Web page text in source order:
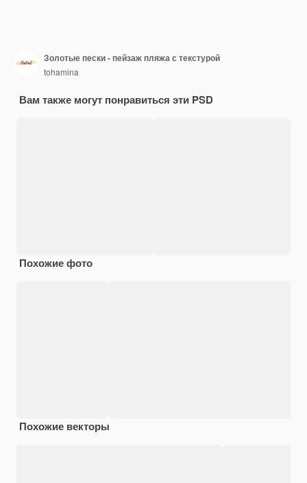
Золотые пески - пейзаж пляжа с текстурой
tohamina
Вам также могут понравиться эти PSD
Похожие фото
Похожие векторы